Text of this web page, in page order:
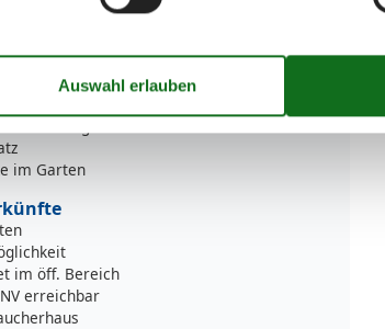
einrichtungen
im Garten
im öff. Bereich
erreichbar